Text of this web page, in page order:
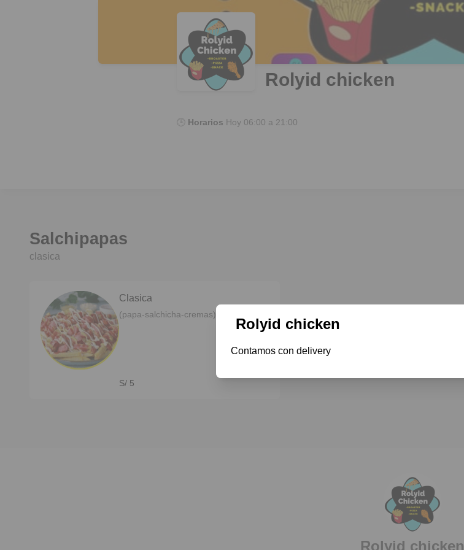
Rolyid chicken
🕒 Horarios Hoy 06:00 a 21:00
Salchipapas
clasica
Clasica
(papa-salchicha-cremas)
S/ 5
Rolyid chicken
Rolyid chicken
Contamos con delivery